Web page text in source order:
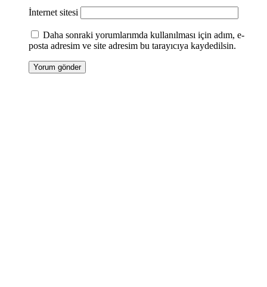
İnternet sitesi
Daha sonraki yorumlarımda kullanılması için adım, e-
posta adresim ve site adresim bu tarayıcıya kaydedilsin.